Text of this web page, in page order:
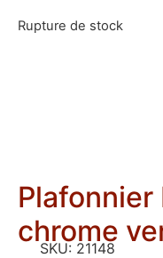
Rupture de stock
Plafonnier
chrome
SKU: 21148